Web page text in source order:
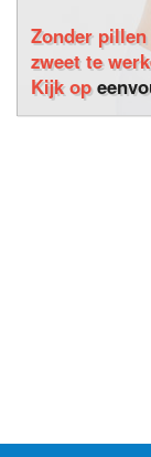
Zonder
zweet te
Kijk op